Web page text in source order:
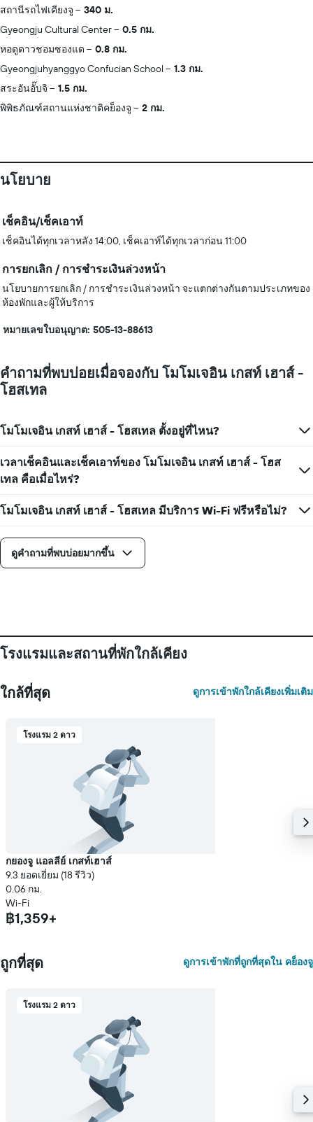
สถานีรถไฟเคียงจู
340 ม.
Gyeongju Cultural Center
0.5 กม.
หอดูดาวชอมซองแด
0.8 กม.
Gyeongjuhyanggyo Confucian School
1.3 กม.
สระอันอั๊บจิ
1.5 กม.
พิพิธภัณฑ์สถานแห่งชาติคย็องจู
2 กม.
นโยบาย
เช็คอิน/เช็คเอาท์
เช็คอินได้ทุกเวลาหลัง 14:00, เช็คเอาท์ได้ทุกเวลาก่อน 11:00
การยกเลิก / การชำระเงินล่วงหน้า
นโยบายการยกเลิก / การชำระเงินล่วงหน้า จะแตกต่างกันตามประเภทของ
ห้องพักและผู้ให้บริการ
หมายเลขใบอนุญาต: 505-13-88613
คำถามที่พบบ่อยเมื่อจองกับ โมโมเจอิน เกสท์ เฮาส์ -
โฮสเทล
โมโมเจอิน เกสท์ เฮาส์ - โฮสเทล ตั้งอยู่ที่ไหน?
เวลาเช็คอินและเช็คเอาท์ของ โมโมเจอิน เกสท์ เฮาส์ - โฮส
เทล คือเมื่อไหร่?
โมโมเจอิน เกสท์ เฮาส์ - โฮสเทล มีบริการ Wi-Fi ฟรีหรือไม่?
ดูคำถามที่พบบ่อยมากขึ้น
โรงแรมและสถานที่พักใกล้เคียง
ใกล้ที่สุด ดูการเข้าพักใกล้เคียงเพิ่มเติม
โรงแรม 2 ดาว
กยองจู แอลลีย์ เกสท์เฮาส์
9.3 ยอดเยี่ยม (18 รีวิว)
0.06 กม.
Wi-Fi
฿1,359+
ถูกที่สุด ดูการเข้าพักที่ถูกที่สุดใน คย็องจู
โรงแรม 2 ดาว